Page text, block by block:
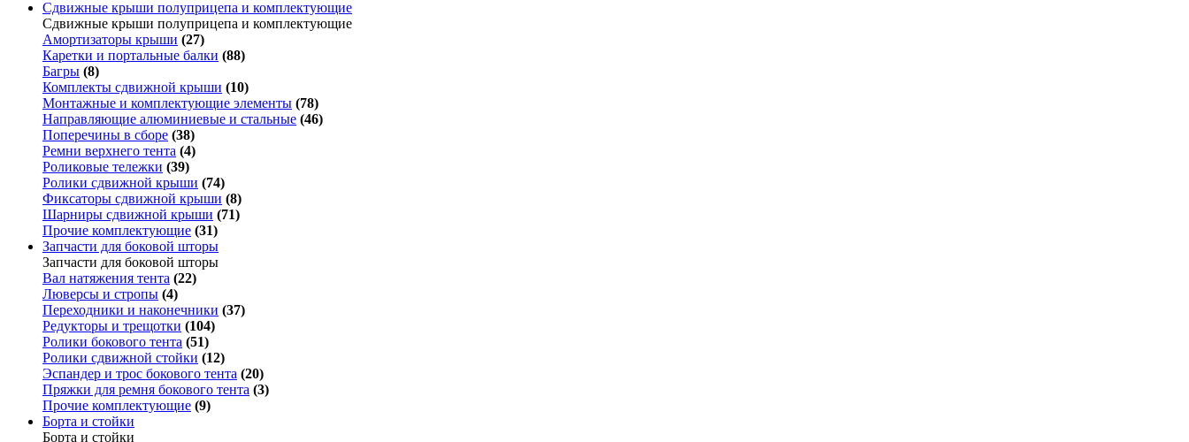
Сдвижные крыши полуприцепа и комплектующие
Сдвижные крыши полуприцепа и комплектующие
Амортизаторы крыши (27)
Каретки и портальные балки (88)
Багры (8)
Комплекты сдвижной крыши (10)
Монтажные и комплектующие элементы (78)
Направляющие алюминиевые и стальные (46)
Поперечины в сборе (38)
Ремни верхнего тента (4)
Роликовые тележки (39)
Ролики сдвижной крыши (74)
Фиксаторы сдвижной крыши (8)
Шарниры сдвижной крыши (71)
Прочие комплектующие (31)
Запчасти для боковой шторы
Запчасти для боковой шторы
Вал натяжения тента (22)
Люверсы и стропы (4)
Переходники и наконечники (37)
Редукторы и трещотки (104)
Ролики бокового тента (51)
Ролики сдвижной стойки (12)
Эспандер и трос бокового тента (20)
Пряжки для ремня бокового тента (3)
Прочие комплектующие (9)
Борта и стойки
Борта и стойки